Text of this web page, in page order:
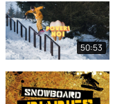
50:53